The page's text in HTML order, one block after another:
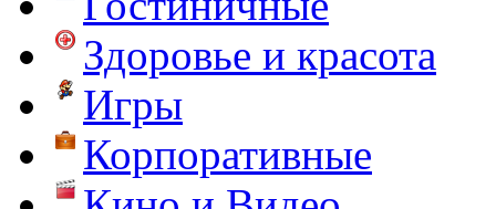
Здоровье и красота
Игры
Корпоративные